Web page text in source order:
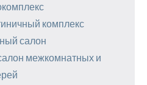
комплекс
салон
межкомнатных и